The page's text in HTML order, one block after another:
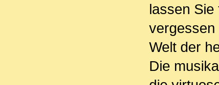
lassen Sie
vergessen
Welt der
Die